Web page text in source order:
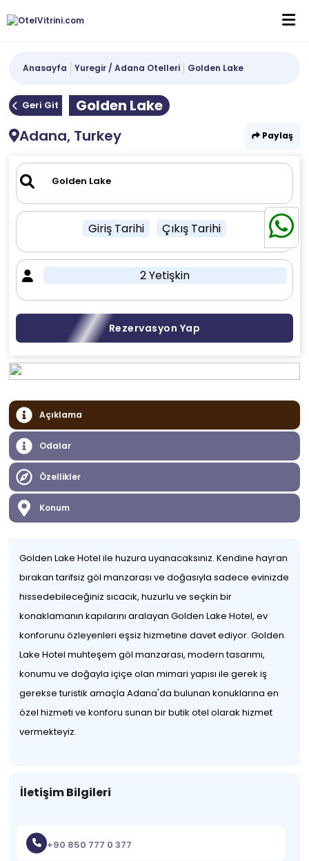
Anasayfa Yuregir / Adana Otelleri Golden Lake
Geri Git
Golden Lake
Adana, Turkey
Paylaş
Giriş Tarihi Çıkış Tarihi
2 Yetişkin
Rezervasyon Yap
Açıklama
Odalar
Özellikler
Konum
Golden Lake Hotel ile huzura uyanacaksınız. Kendine hayran
bırakan tarifsiz göl manzarası ve doğasıyla sadece evinizde
hissedebileceğiniz sıcacık, huzurlu ve seçkin bir
konaklamanın kapılarını aralayan Golden Lake Hotel, ev
konforunu özleyenleri eşsiz hizmetine davet ediyor. Golden
Lake Hotel muhteşem göl manzarası, modern tasarımı,
konumu ve doğayla içiçe olan mimari yapısı ile gerek iş
gerekse turistik amaçla Adana'da bulunan konuklarına en
özel hizmeti ve konforu sunan bir butik otel olarak hizmet
vermekteyiz.
İletişim Bilgileri
+90 850 777 0 377